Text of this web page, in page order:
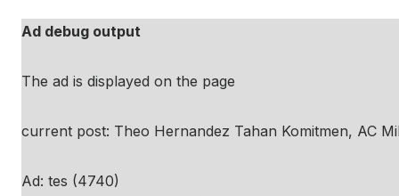
Ad debug output
The ad is displayed on the page
current post: Theo Hernandez Tahan Komitmen, AC
Ad: tes (4740)